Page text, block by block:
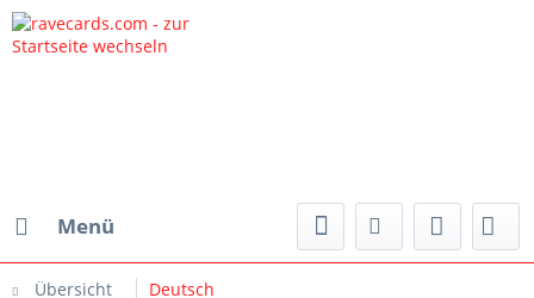
Menü
Übersicht Deutsch